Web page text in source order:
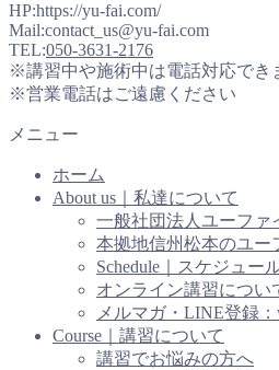
HP:https://yu-fai.com/
Mail:contact_us@yu-fai.com
TEL:050-3631-2176
※講習中や施術中は電話対応でき
※営業電話はご遠慮ください
メニュー
ホーム
About us｜私達について
一般社団法人ユーファ
本拠地信州松本のユー
Schedule｜スケジュー
オンライン講習につい
メルマガ・LINE登録：
Course｜講習について
講習でお悩みの方へ